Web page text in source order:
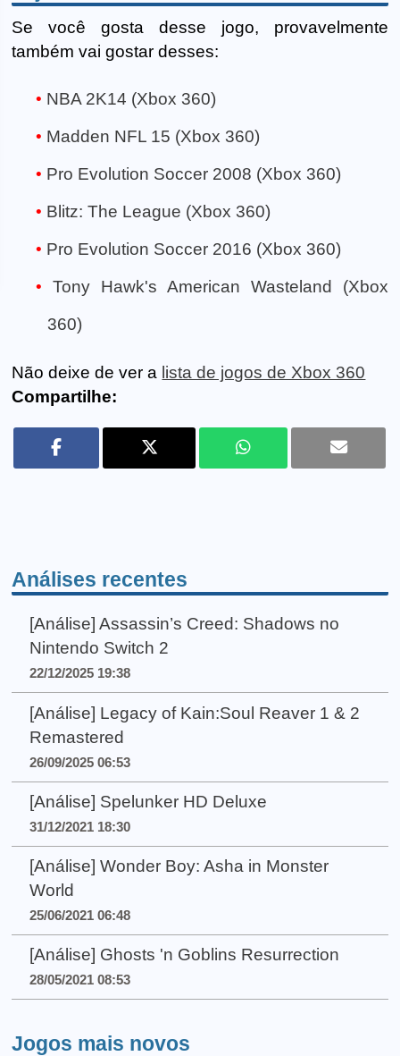
Se você gosta desse jogo, provavelmente
também vai gostar desses:
NBA 2K14 (Xbox 360)
Madden NFL 15 (Xbox 360)
Pro Evolution Soccer 2008 (Xbox 360)
Blitz: The League (Xbox 360)
Pro Evolution Soccer 2016 (Xbox 360)
Tony Hawk's American Wasteland (Xbox
360)
Não deixe de ver a lista de jogos de Xbox 360
Compartilhe:
Análises recentes
[Análise] Assassin’s Creed: Shadows no
Nintendo Switch 2
22/12/2025 19:38
[Análise] Legacy of Kain:Soul Reaver 1 & 2
Remastered
26/09/2025 06:53
[Análise] Spelunker HD Deluxe
31/12/2021 18:30
[Análise] Wonder Boy: Asha in Monster
World
25/06/2021 06:48
[Análise] Ghosts 'n Goblins Resurrection
28/05/2021 08:53
Jogos mais novos